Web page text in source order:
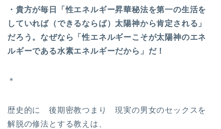
・貴方が毎日「性エネルギー昇華秘法を第一の生活を
していれば（できるならば）太陽神から肯定される」
だろう。なぜなら「性エネルギーこそが太陽神のエネ
ルギーである水素エネルギーだから」だ！
＊
歴史的に 後期密教つまり 現実の男女のセックスを
解脱の修法とする教えは、